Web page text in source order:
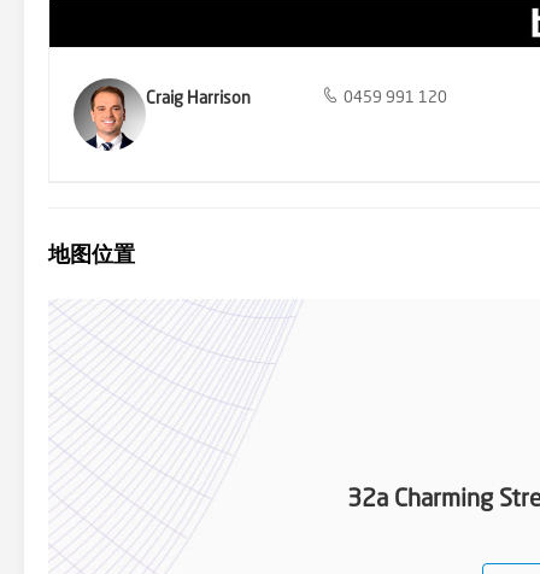
Craig Harrison 0459 991 120
地图位置
32a Charming